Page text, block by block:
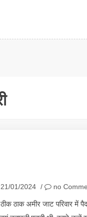
21/01/2024 / no
ठाक अमीर जाट परिवार में